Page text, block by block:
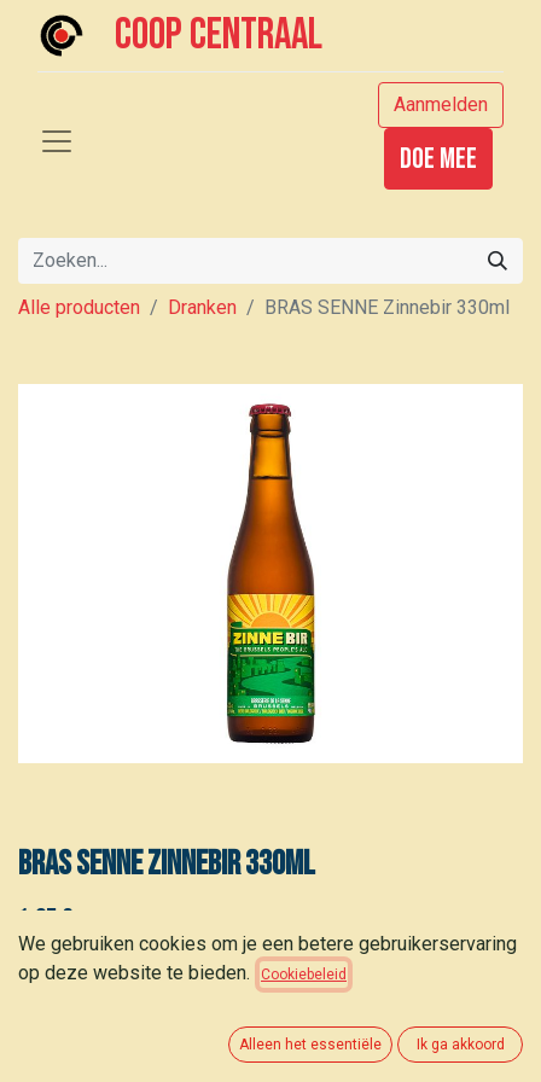
Coop centraal
Aanmelden
Doe mee
Alle producten Dranken BRAS SENNE Zinnebir 330ml
BRAS SENNE Zinnebir 330ml
1,95 €
TOEVOEGEN AAN WINKELMANDJE
We gebruiken cookies om je een betere gebruikerservaring
op deze website te bieden.
Cookiebeleid
Alleen het essentiële Ik ga akkoord